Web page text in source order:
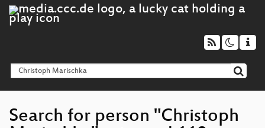
Search for person "Christoph